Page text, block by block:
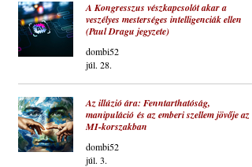
A Kongresszus vészkapcsolót akar a
veszélyes mesterséges intelligenciák ellen
(Paul Dragu jegyzete)
dombi52
júl. 28.
Az illúzió ára: Fenntarthatóság,
manipuláció és az emberi szellem jövője az
MI-korszakban
dombi52
júl. 3.